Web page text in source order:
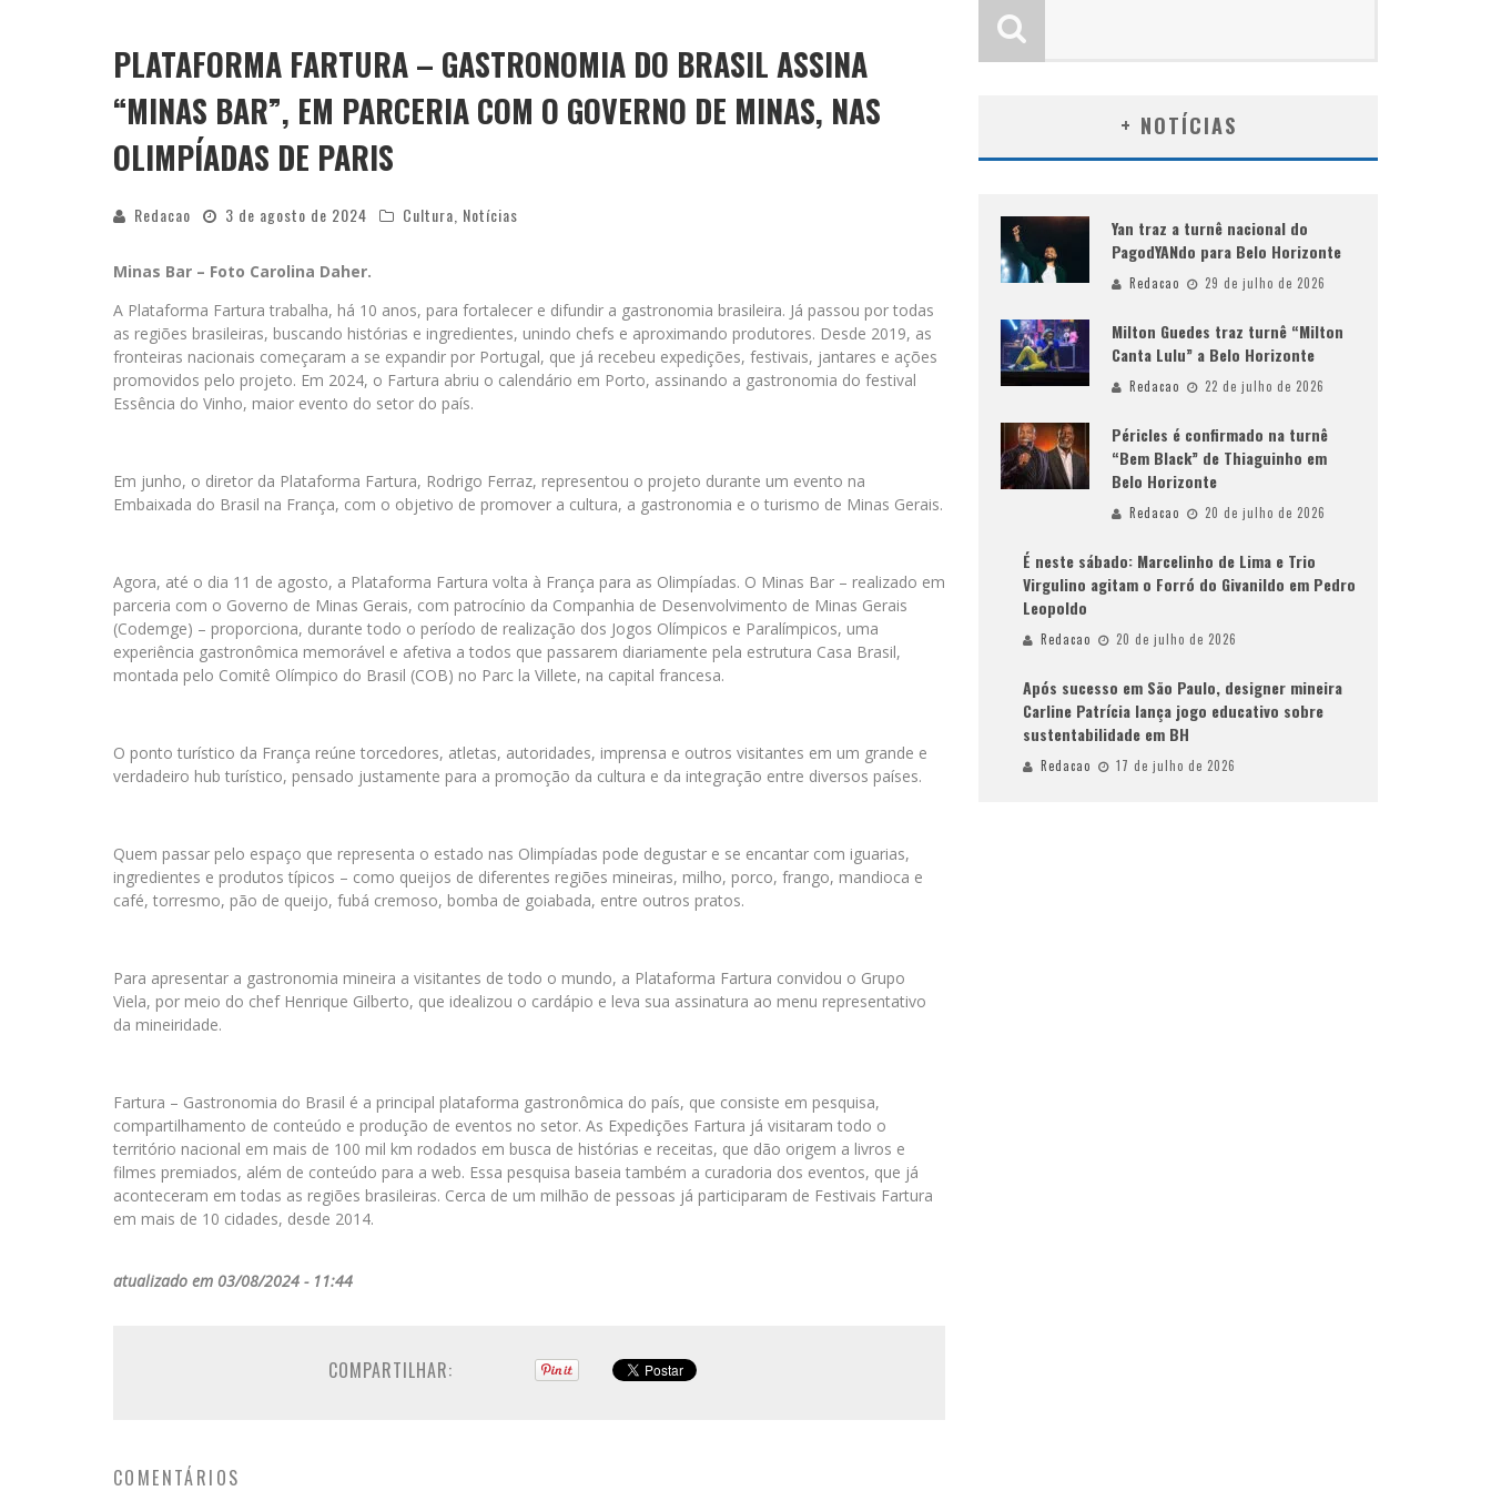
PLATAFORMA FARTURA – GASTRONOMIA DO BRASIL ASSINA
“MINAS BAR”, EM PARCERIA COM O GOVERNO DE MINAS, NAS
OLIMPÍADAS DE PARIS
Redacao 3 de agosto de 2024 Cultura Notícias
Minas Bar – Foto Carolina Daher.
A Plataforma Fartura trabalha, há 10 anos, para fortalecer e difundir a gastronomia brasileira. Já passou por todas
as regiões brasileiras, buscando histórias e ingredientes, unindo chefs e aproximando produtores. Desde 2019, as
fronteiras nacionais começaram a se expandir por Portugal, que já recebeu expedições, festivais, jantares e ações
promovidos pelo projeto. Em 2024, o Fartura abriu o calendário em Porto, assinando a gastronomia do festival
Essência do Vinho, maior evento do setor do país.
Em junho, o diretor da Plataforma Fartura, Rodrigo Ferraz, representou o projeto durante um evento na
Embaixada do Brasil na França, com o objetivo de promover a cultura, a gastronomia e o turismo de Minas Gerais.
Agora, até o dia 11 de agosto, a Plataforma Fartura volta à França para as Olimpíadas. O Minas Bar – realizado em
parceria com o Governo de Minas Gerais, com patrocínio da Companhia de Desenvolvimento de Minas Gerais
(Codemge) – proporciona, durante todo o período de realização dos Jogos Olímpicos e Paralímpicos, uma
experiência gastronômica memorável e afetiva a todos que passarem diariamente pela estrutura Casa Brasil,
montada pelo Comitê Olímpico do Brasil (COB) no Parc la Villete, na capital francesa.
O ponto turístico da França reúne torcedores, atletas, autoridades, imprensa e outros visitantes em um grande e
verdadeiro hub turístico, pensado justamente para a promoção da cultura e da integração entre diversos países.
Quem passar pelo espaço que representa o estado nas Olimpíadas pode degustar e se encantar com iguarias,
ingredientes e produtos típicos – como queijos de diferentes regiões mineiras, milho, porco, frango, mandioca e
café, torresmo, pão de queijo, fubá cremoso, bomba de goiabada, entre outros pratos.
Para apresentar a gastronomia mineira a visitantes de todo o mundo, a Plataforma Fartura convidou o Grupo
Viela, por meio do chef Henrique Gilberto, que idealizou o cardápio e leva sua assinatura ao menu representativo
da mineiridade.
Fartura – Gastronomia do Brasil é a principal plataforma gastronômica do país, que consiste em pesquisa,
compartilhamento de conteúdo e produção de eventos no setor. As Expedições Fartura já visitaram todo o
território nacional em mais de 100 mil km rodados em busca de histórias e receitas, que dão origem a livros e
filmes premiados, além de conteúdo para a web. Essa pesquisa baseia também a curadoria dos eventos, que já
aconteceram em todas as regiões brasileiras. Cerca de um milhão de pessoas já participaram de Festivais Fartura
em mais de 10 cidades, desde 2014.
atualizado em 03/08/2024 - 11:44
COMPARTILHAR:
COMENTÁRIOS
+ NOTÍCIAS
Yan traz a turnê nacional do
PagodYANdo para Belo Horizonte
Redacao 29 de julho de 2026
Milton Guedes traz turnê “Milton
Canta Lulu” a Belo Horizonte
Redacao 22 de julho de 2026
Péricles é confirmado na turnê
“Bem Black” de Thiaguinho em
Belo Horizonte
Redacao 20 de julho de 2026
É neste sábado: Marcelinho de Lima e Trio
Virgulino agitam o Forró do Givanildo em Pedro
Leopoldo
Redacao 20 de julho de 2026
Após sucesso em São Paulo, designer mineira
Carline Patrícia lança jogo educativo sobre
sustentabilidade em BH
Redacao 17 de julho de 2026